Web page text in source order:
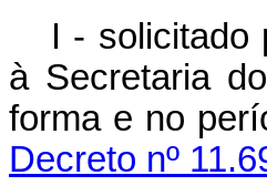
I - solicitado
à Secretaria
forma e no
Decreto nº